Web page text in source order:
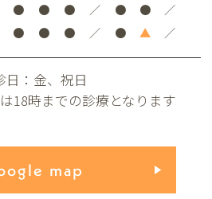
● ● ● ／ ● ● ／
● ● ● ／ ● ▲ ／
日：金、祝日
18時までの診療となります
map